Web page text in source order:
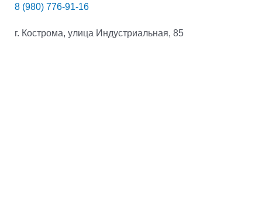
8 (980) 776-91-16
г. Кострома, улица Индустриальная, 85